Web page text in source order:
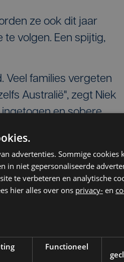
ze ook dit jaar
volgen. Een spijtig,
Veel families vergeten
Australië", zegt Niek
en sobere
kanten van het front.
advertenties. Sommige cookies
in niet gepersonaliseerde
te verbeteren en analytische
hier alles over ons privacy- en
Functioneel